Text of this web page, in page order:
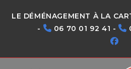
LE DÉMÉNAGEMENT À LA
-
06 70 01 92 41 -